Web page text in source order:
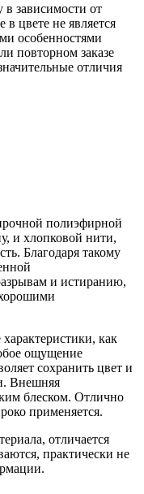
в зависимости от
в цвете не является
особенностями
повторном заказе
отличия
полиэфирной
и хлопковой нити,
Благодаря такому
и истиранию,
как
ощущение
сохранить цвет и
Внешняя
блеском. Отлично
применяется.
отличается
практически не